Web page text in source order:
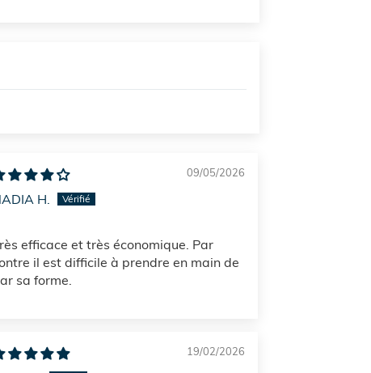
09/05/2026
H.
efficace et très économique. Par
il est difficile à prendre en main de
sa forme.
19/02/2026